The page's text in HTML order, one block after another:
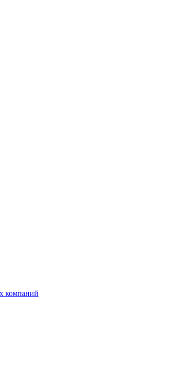
компаний